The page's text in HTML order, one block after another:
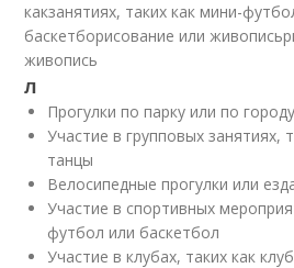
какзанятиях, таких как мини-
баскетборисование или
живопись
л
Прогулки по парку или по городу
Участие в групповых занятиях,
танцы
Велосипедные прогулки или
Участие в спортивных
футбол или баскетбол
Участие в клубах, таких как